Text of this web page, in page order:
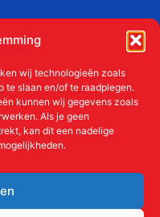
wij technologieën zoals
te slaan en/of te raadplegen.
kunnen wij gegevens zoals
Als je geen
kan dit een nadelige